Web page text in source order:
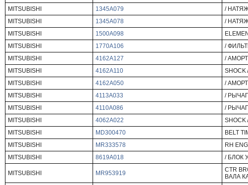
MITSUBISHI
1345A079
/
MITSUBISHI
1345A078
/
MITSUBISHI
1500A098
MITSUBISHI
1770A106
/
MITSUBISHI
4162A127
/
MITSUBISHI
4162A110
SHOCK
MITSUBISHI
4162A050
/
MITSUBISHI
4113A033
/
MITSUBISHI
4110A086
/
MITSUBISHI
4062A022
SHOCK
MITSUBISHI
MD300470
BELT
MITSUBISHI
MR333578
RH
MITSUBISHI
8619A018 / БЛОК
MITSUBISHI MR953919
CTR
ВАЛА